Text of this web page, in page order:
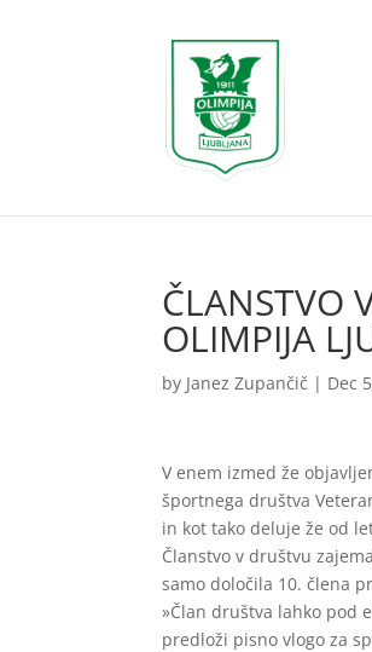
ČLANSTVO
OLIMPIJA
by Janez Zupančič | Dec
V enem izmed že
športnega društva
in kot tako deluje že od
Članstvo v društvu
samo določila 10. člena
»Član društva lahko pod
predloži pisno vlogo za